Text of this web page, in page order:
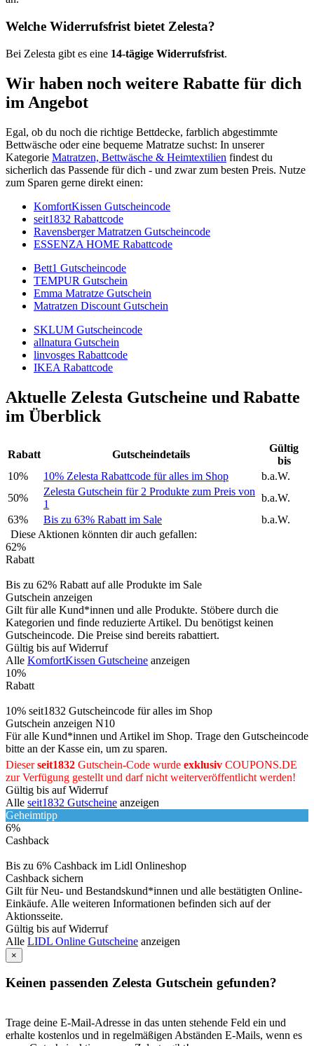
Welche Widerrufsfrist bietet Zelesta?
Bei Zelesta gibt es eine 14-tägige Widerrufsfrist.
Wir haben noch weitere Rabatte für dich
im Angebot
Egal, ob du noch die richtige Bettdecke, farblich abgestimmte
Bettwäsche oder eine bequeme Matratze suchst: In unserer
Kategorie Matratzen, Bettwäsche & Heimtextilien findest du
sicherlich das Passende für dich - und zwar zum besten Preis. Nutze
zum Sparen gerne direkt einen:
KomfortKissen Gutscheincode
seit1832 Rabattcode
Ravensberger Matratzen Gutscheincode
ESSENZA HOME Rabattcode
Bett1 Gutscheincode
TEMPUR Gutschein
Emma Matratze Gutschein
Matratzen Discount Gutschein
SKLUM Gutscheincode
allnatura Gutschein
linvosges Rabattcode
IKEA Rabattcode
Aktuelle Zelesta Gutscheine und Rabatte
im Überblick
Rabatt Gutscheindetails
Gültig
bis
10%
10% Zelesta Rabattcode für alles im Shop
b.a.W.
50%
Zelesta Gutschein für 2 Produkte zum Preis von
1
b.a.W.
63%
Bis zu 63% Rabatt im Sale
b.a.W.
Diese Aktionen könnten dir auch gefallen:
62%
Rabatt
Bis zu 62% Rabatt auf alle Produkte im Sale
Gutschein anzeigen
Gilt für alle Kund*innen und alle Produkte. Stöbere durch die
Kategorien und finde reduzierte Artikel. Du benötigst keinen
Gutscheincode. Die Preise sind bereits rabattiert.
Gültig bis auf Widerruf
Alle KomfortKissen Gutscheine anzeigen
10%
Rabatt
10% seit1832 Gutscheincode für alles im Shop
Gutschein anzeigen N10
Für alle Kund*innen und Artikel im Shop. Trage den Gutscheincode
bitte an der Kasse ein, um zu sparen.
Dieserseit1832 Gutschein-Code wurde exklusiv COUPONS.DE
zur Verfügung gestellt und darf nicht weiterveröffentlicht werden!
Gültig bis auf Widerruf
Alle seit1832 Gutscheine anzeigen
Geheimtipp
6%
Cashback
Bis zu 6% Cashback im Lidl Onlineshop
Cashback sichern
Gilt für Neu- und Bestandskund*innen und alle bestätigten Online-
Einkäufe. Alle weiteren Informationen befinden sich auf der
Aktionsseite.
Gültig bis auf Widerruf
Alle LIDL Online Gutscheine anzeigen
×
Keinen passenden Zelesta Gutschein gefunden?
Trage deine E-Mail-Adresse in das unten stehende Feld ein und
erhalte kostenlos und in regelmäßigen Abständen E-Mails, wenn es